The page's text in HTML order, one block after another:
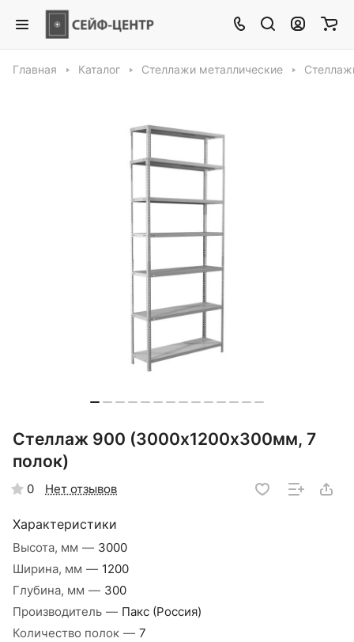
Главная Каталог Стеллажи металлические
Стеллаж 900 (3000х1200х300мм, 7
полок)
0 Нет отзывов
Характеристики
Высота, мм — 3000
Ширина, мм — 1200
Глубина, мм — 300
Производитель — Пакс (Россия)
Количество полок — 7